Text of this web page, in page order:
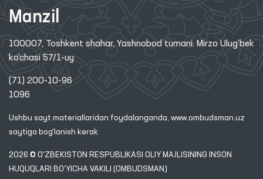
Manzil
100007, Toshkent shahar, Yashnobod tumani. Mirzo Ulug‘bek
ko‘chasi 57/1-uy
(71) 200-10-96
1096
Ushbu sayt materiallaridan foydalanganda, www.ombudsman.uz
saytiga bog'lanish kerak
2026 © O'ZBEKISTON RESPUBLIKASI OLIY MAJLISINING INSON
HUQUQLARI BO'YICHA VAKILI (OMBUDSMAN)